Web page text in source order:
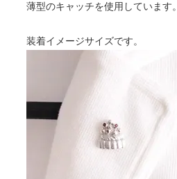
薄型のキャッチを使用しています。
装着イメージサイズです。